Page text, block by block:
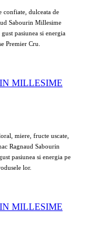
confiate, dulceata de
Sabourin Millesime
pasiunea si energia
Premier Cru.
MILLESIME
miere, fructe uscate,
Ragnaud Sabourin
pasiunea si energia pe
lor.
MILLESIME